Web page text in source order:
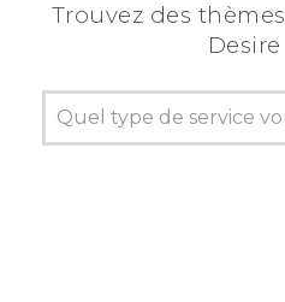
Trouvez des